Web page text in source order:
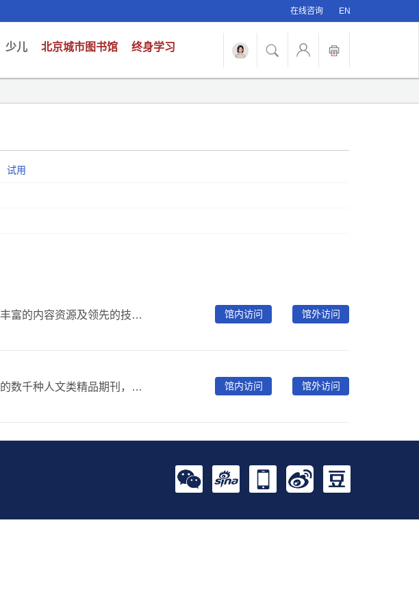
在线咨询 EN
少儿 北京城市图书馆 终身学习
试用
龙源少儿电子期刊阅览室，是依托丰富的内容资源及领先的技术精心打造的一款，为少儿、教师、家长联合创建的课外综合类阅读平台。阅览室有助于青少年课外兴趣培养、教师授课和家长教育指导。分别有教育教学、少儿天地、 学生博览、健康生活、课外活动、快乐成长、学习辅导、大众阅读8大分类，资源包含500种期刊、100集音频和500种图书，推荐刊物：《读者》、《意林》、《百科知识》、《大自然探索》、《青春期健康》、《十月少年文学》、《军事文摘》、《世界博览》、《少年博览》、《中学生百科》 、《儿童故事画报》、…… 馆内访问 馆外访问
基于读者的阅读需求，将喜闻乐见的数千种人文类精品期刊，提供在线阅读的数字期刊阅览室。内容以国内出版的人文大众类精品期刊为特色，并以文本版、原貌版、语音版多元化的形式呈现，资源数量有1500种、30万册、1000万篇。 馆内访问 馆外访问